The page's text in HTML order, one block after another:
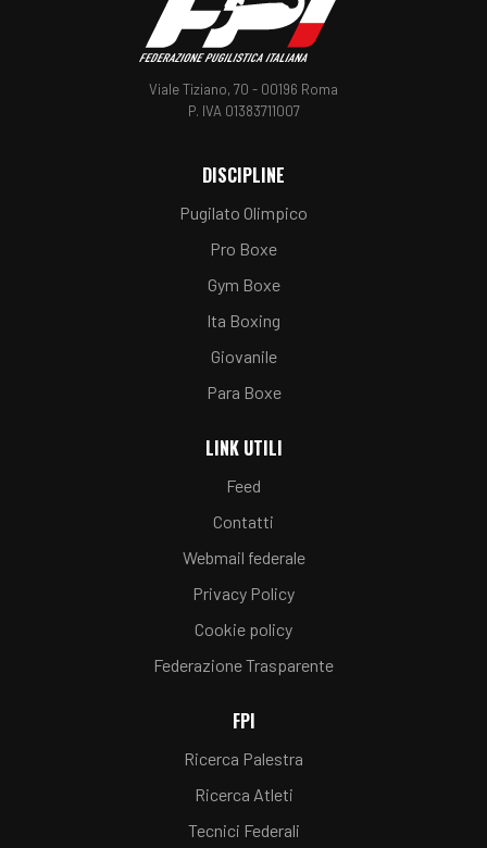
Viale Tiziano, 70 - 00196 Roma
P. IVA 01383711007
DISCIPLINE
Pugilato Olimpico
Pro Boxe
Gym Boxe
Ita Boxing
Giovanile
Para Boxe
LINK UTILI
Feed
Contatti
Webmail federale
Privacy Policy
Cookie policy
Federazione Trasparente
FPI
Ricerca Palestra
Ricerca Atleti
Tecnici Federali